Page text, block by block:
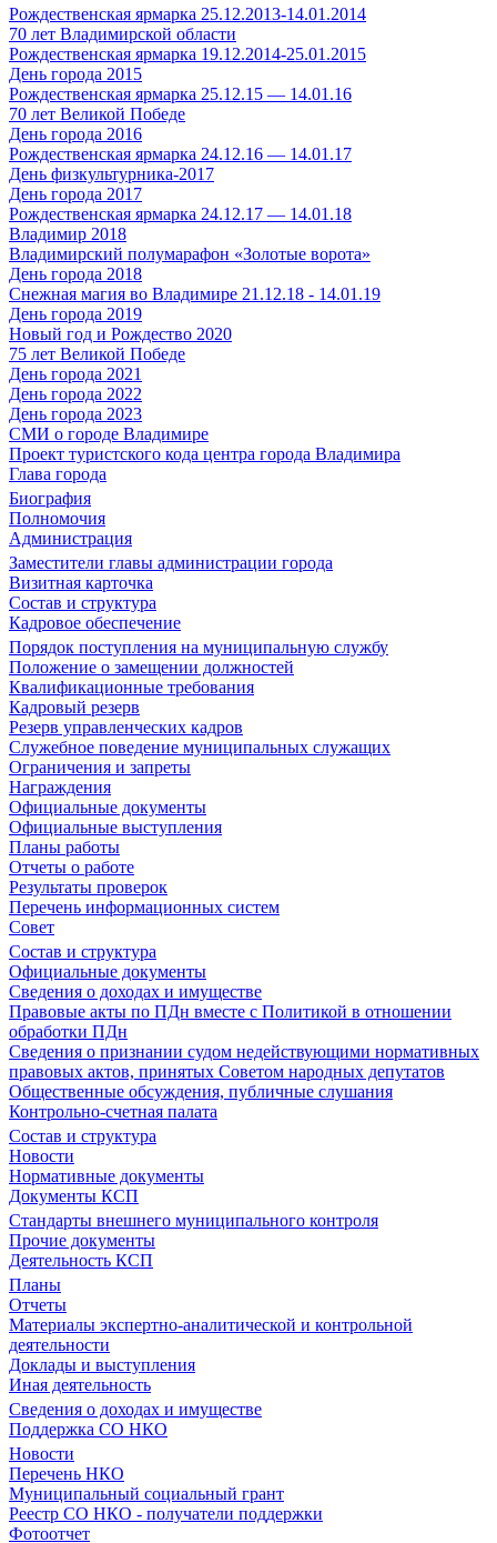
Рождественская ярмарка 25.12.2013-14.01.2014
70 лет Владимирской области
Рождественская ярмарка 19.12.2014-25.01.2015
День города 2015
Рождественская ярмарка 25.12.15 — 14.01.16
70 лет Великой Победе
День города 2016
Рождественская ярмарка 24.12.16 — 14.01.17
День физкультурника-2017
День города 2017
Рождественская ярмарка 24.12.17 — 14.01.18
Владимир 2018
Владимирский полумарафон «Золотые ворота»
День города 2018
Снежная магия во Владимире 21.12.18 - 14.01.19
День города 2019
Новый год и Рождество 2020
75 лет Великой Победе
День города 2021
День города 2022
День города 2023
СМИ о городе Владимире
Проект туристского кода центра города Владимира
Глава города
Биография
Полномочия
Администрация
Заместители главы администрации города
Визитная карточка
Состав и структура
Кадровое обеспечение
Порядок поступления на муниципальную службу
Положение о замещении должностей
Квалификационные требования
Кадровый резерв
Резерв управленческих кадров
Служебное поведение муниципальных служащих
Ограничения и запреты
Награждения
Официальные документы
Официальные выступления
Планы работы
Отчеты о работе
Результаты проверок
Перечень информационных систем
Совет
Состав и структура
Официальные документы
Сведения о доходах и имуществе
Правовые акты по ПДн вместе с Политикой в отношении
обработки ПДн
Сведения о признании судом недействующими нормативных
правовых актов, принятых Советом народных депутатов
Общественные обсуждения, публичные слушания
Контрольно-счетная палата
Состав и структура
Новости
Нормативные документы
Документы КСП
Стандарты внешнего муниципального контроля
Прочие документы
Деятельность КСП
Планы
Отчеты
Материалы экспертно-аналитической и контрольной
деятельности
Доклады и выступления
Иная деятельность
Сведения о доходах и имуществе
Поддержка СО НКО
Новости
Перечень НКО
Муниципальный социальный грант
Реестр СО НКО - получатели поддержки
Фотоотчет